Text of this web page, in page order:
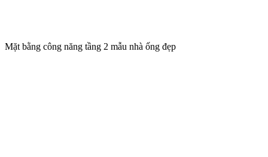
Mặt bằng công năng tầng 2 mẫu nhà ống đẹp